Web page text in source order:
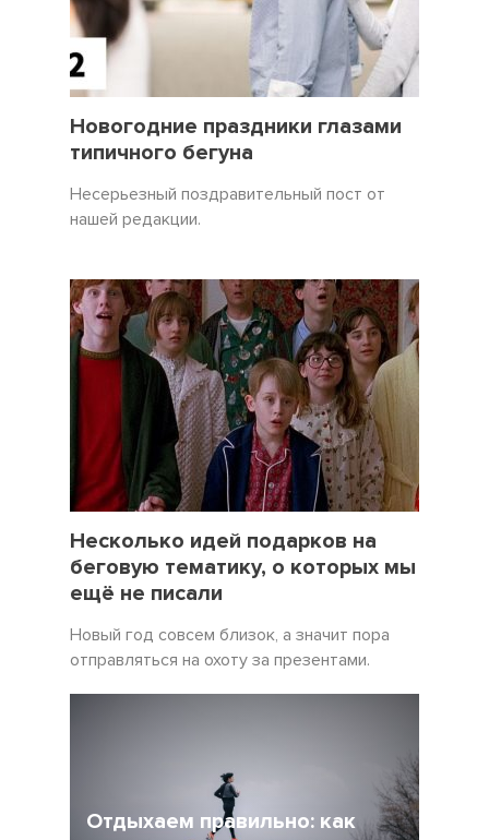
Новогодние праздники глазами
типичного бегуна
Несерьезный поздравительный пост от
нашей редакции.
Несколько идей подарков на
беговую тематику, о которых мы
ещё не писали
Новый год совсем близок, а значит пора
отправляться на охоту за презентами.
Отдыхаем правильно: как